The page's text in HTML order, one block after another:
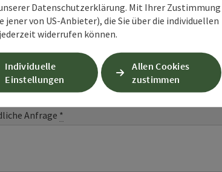
*sind Pflichtfelder
Nachname
Anfrage *
Datenschutzerklärung. Mit Ihrer Zustimmung
von US-Anbieter), die Sie über die individuellen
widerrufen können.
Individuelle
Einstellungen
Allen Cookies
zustimmen